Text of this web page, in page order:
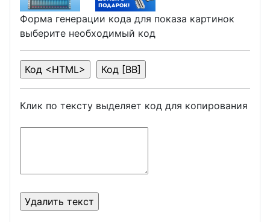
Форма генерации кода для показа картинок
выберите необходимый код
Клик по тексту выделяет код для копирования